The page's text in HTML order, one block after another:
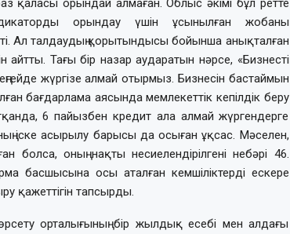
орындау үшін ұсынылған жобаның
Ал талдаудың қорытындысы бойынша анықталған
Тағы бір назар аударатын нәрсе, «Бизнестің
жүргізе алмай отырмыз. Бизнесін бастаймын
бағдарлама аясында мемлекеттік кепілдік беру
6 пайызбен кредит ала алмай жүргендерге
іске асырылу барысы да осыған ұқсас. Мәселен,
оның нақты несиелендірілгені небәрі 46.
басшысына осы аталған кемшіліктерді ескере
қажеттігін тапсырды.
орталығының бір жылдық есебі мен алдағы